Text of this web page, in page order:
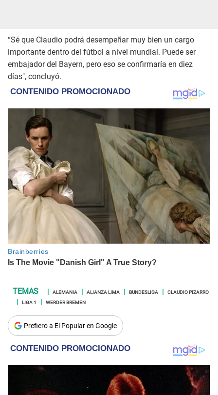
“Sé que Claudio podrá desempeñar muy bien un cargo
importante dentro del fútbol a nivel mundial. Puede ser
embajador del Bayern, pero eso se confirmaría en diez
días", concluyó.
ALEMANIA ALIANZA LIMA BUNDESLIGA
CLAUDIO PIZARRO
LIGA 1
WERDER BREMEN
Prefiero a El Popular en Google